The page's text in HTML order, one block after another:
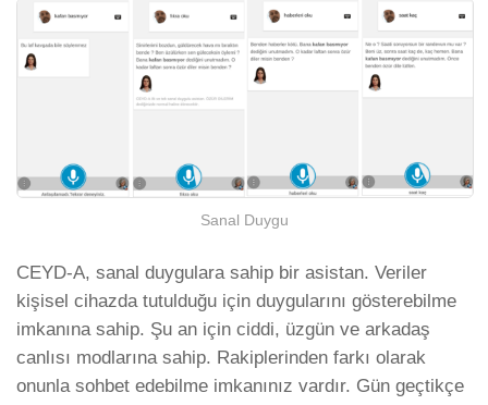
Sanal Duygu
CEYD-A, sanal duygulara sahip bir asistan. Veriler
kişisel cihazda tutulduğu için duygularını gösterebilme
imkanına sahip. Şu an için ciddi, üzgün ve arkadaş
canlısı modlarına sahip. Rakiplerinden farkı olarak
onunla sohbet edebilme imkanınız vardır. Gün geçtikçe